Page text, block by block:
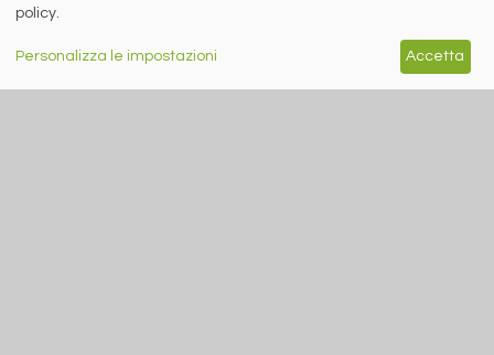
ISSN 2532
E. info@siderweb.com
policy.
Personalizza le impostazioni Accetta